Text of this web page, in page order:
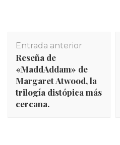
de
entradas
Entrada anterior
Reseña de
«MaddAddam» de
Margaret Atwood, la
trilogía distópica más
cercana.